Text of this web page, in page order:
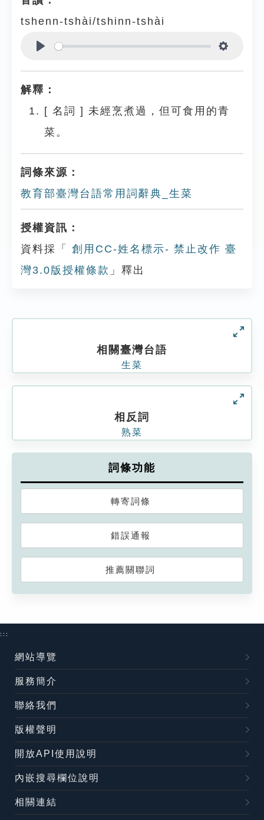
tshenn-tshài/tshinn-tshài
解釋：
[ 名詞 ] 未經烹煮過，但可食用的青
菜。
詞條來源：
教育部臺灣台語常用詞辭典_生菜
授權資訊：
資料採「
創用CC-姓名標示- 禁止改作 臺
灣3.0版授權條款 」釋出
相關臺灣台語
生菜
相反詞
熟菜
詞條功能
轉寄詞條
錯誤通報
推薦關聯詞
:::
網站導覽
服務簡介
聯絡我們
版權聲明
開放API使用說明
內嵌搜尋欄位說明
相關連結